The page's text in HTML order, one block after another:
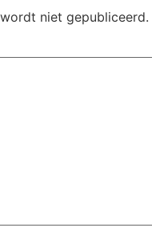
niet gepubliceerd.